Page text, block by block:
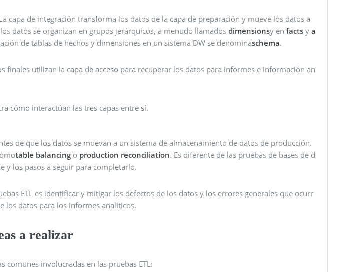
capa de integración transforma los datos de la capa de preparación y mueve los datos a
datos se organizan en grupos jerárquicos, a menudo llamadosdimensionsy enfacts ya
de tablas de hechos y dimensiones en un sistema DW se denominaschema.
finales utilizan la capa de acceso para recuperar los datos para informes e información an
cómo interactúan las tres capas entre sí.
de que los datos se muevan a un sistema de almacenamiento de datos de producción.
table balancing o production reconciliation. Es diferente de las pruebas de bases de d
y los pasos a seguir para completarlo.
ETL es identificar y mitigar los defectos de los datos y los errores generales que ocurr
los datos para los informes analíticos.
a realizar
comunes involucradas en las pruebas ETL: